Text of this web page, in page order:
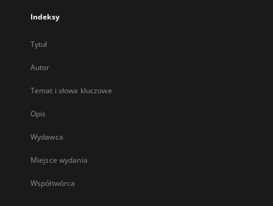
Indeksy
Tytuł
Autor
Temat i słowa kluczowe
Opis
Wydawca
Miejsce wydania
Współtwórca